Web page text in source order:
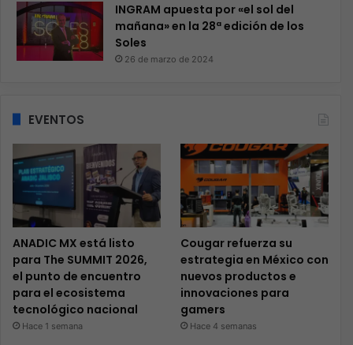
INGRAM apuesta por «el sol del
mañana» en la 28ª edición de los
Soles
26 de marzo de 2024
EVENTOS
ANADIC MX está listo
para The SUMMIT 2026,
el punto de encuentro
para el ecosistema
tecnológico nacional
Hace 1 semana
Cougar refuerza su
estrategia en México con
nuevos productos e
innovaciones para
gamers
Hace 4 semanas